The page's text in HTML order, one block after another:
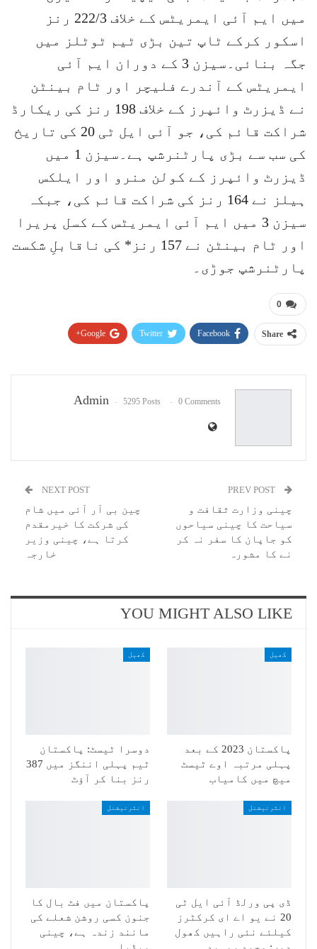
میں ایم آئی ایمریٹس کے خلاف 222/3 رنز
اسکور کرکے ٹاپ تین بڑی ٹیم ٹوٹلز میں
جگہ بنائی۔سیزن 3 کے دوران ایم آئی
ایمریٹس کے آندرے فلیچر اور ٹام بینٹن
نے ڈیزرٹ وائپرز کے خلاف 198 رنز کی ریکارڈ
شراکت قائم کی، جو آئی ایل ٹی 20 کی تاریخ
کی سب سے بڑی پارٹنرشپ ہے۔سیزن 1 میں
ڈیزرٹ وائپرز کے کولن منرو اور ایلکس
ہیلز نے 164 رنز کی شراکت قائم کی، جبکہ
سیزن 3 میں ایم آئی ایمریٹس کے کسل پریرا
اور ٹام بینٹن نے 157 رنز* کی ناقابلِ شکست
پارٹنرشپ جوڑی۔
0
Share
Facebook
Twitter
Google+
Admin 5295 Posts 0 Comments
چینی وزارت ثقافت و
سیاحت کا چینی سیاحوں
کو جاپان کا سفر نہ کر
نے کا مشورہ
NEXT POST
چین بی آر آئی میں شام
کی شرکت کا خیرمقدم
کرتا ہے، چینی وزیر
خارجہ
YOU MIGHT ALSO LIKE
کھیل
پاکستان 2023 کے بعد
پہلی مرتبہ اوے ٹیسٹ
میچ میں کامیاب
کھیل
دوسرا ٹیسٹ: پاکستان
ٹیم پہلی اننگز میں 387
رنز بنا کر آؤٹ
انٹرنیشنل
ڈی پی ورلڈ آئی ایل ٹی
20 نے یو اے ای کرکٹرز
کیلئے نئی راہیں کھول
انٹرنیشنل
پاکستان میں فٹ بال کا
جنون کسی روشن شعلے کی
مانند زندہ ہے، چینی